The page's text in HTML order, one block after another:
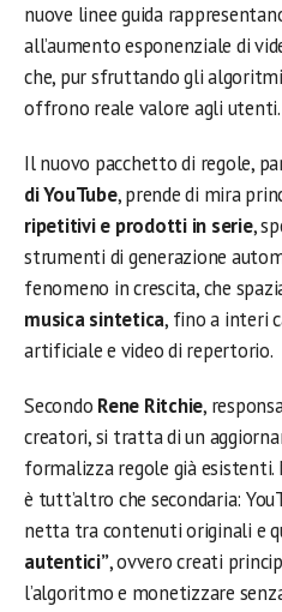
nuove linee guida
all’aumento esponenziale di
che, pur sfruttando gli
offrono reale valore agli utenti.
Il nuovo pacchetto di regole,
di YouTube, prende di mira
ripetitivi e prodotti in serie,
strumenti di generazione
fenomeno in crescita, che
musica sintetica, fino a interi
artificiale e video di repertorio.
Secondo Rene Ritchie,
creatori, si tratta di un
formalizza regole già
è tutt’altro che secondaria:
netta tra contenuti originali e
autentici”, ovvero creati
l’algoritmo e monetizzare